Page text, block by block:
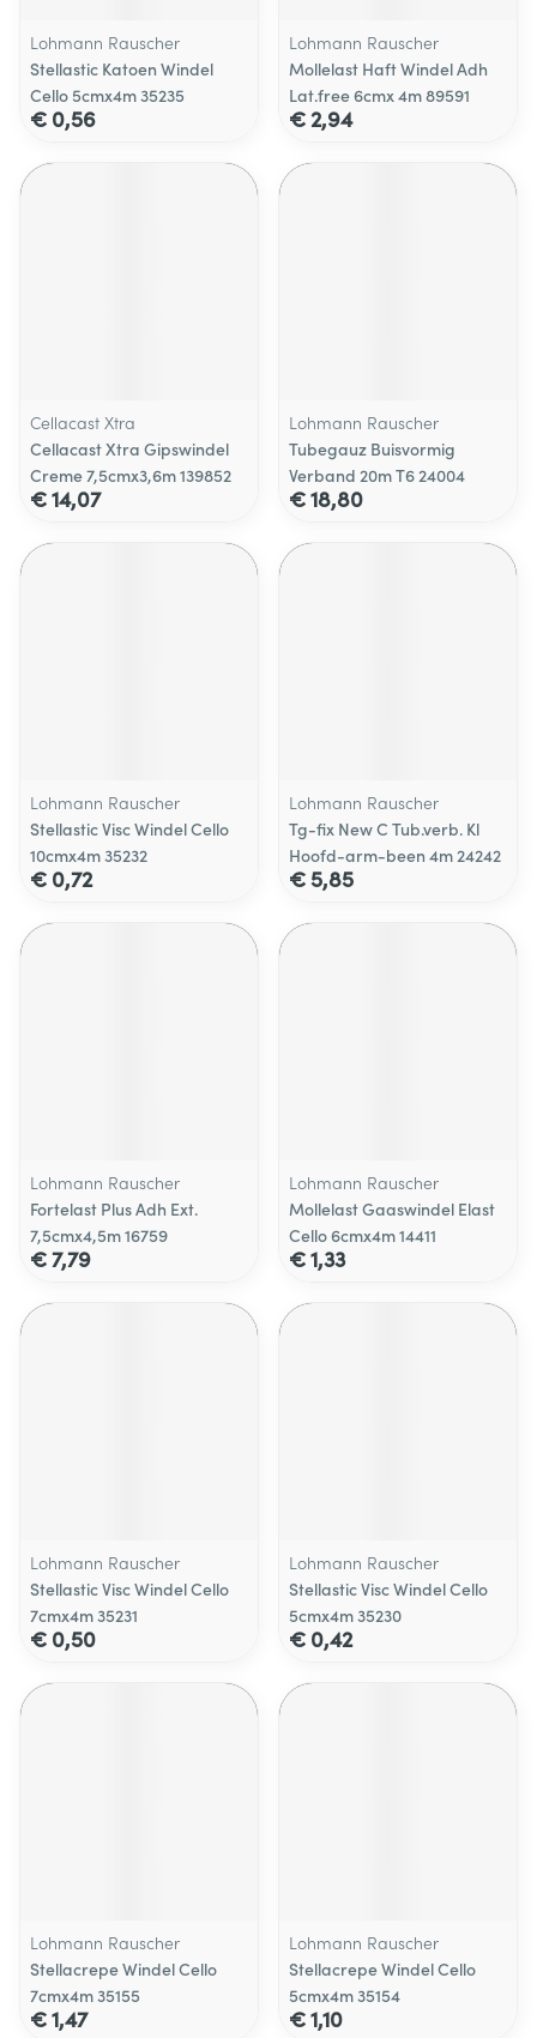
Lohmann Rauscher
Stellastic Katoen Windel
Cello 5cmx4m 35235
€ 0,56
Lohmann Rauscher
Mollelast Haft Windel Adh
Lat.free 6cmx 4m 89591
€ 2,94
Cellacast Xtra
Cellacast Xtra Gipswindel
Creme 7,5cmx3,6m 139852
€ 14,07
Lohmann Rauscher
Tubegauz Buisvormig
Verband 20m T6 24004
€ 18,80
Lohmann Rauscher
Stellastic Visc Windel Cello
10cmx4m 35232
€ 0,72
Lohmann Rauscher
Tg-fix New C Tub.verb. Kl
Hoofd-arm-been 4m 24242
€ 5,85
Lohmann Rauscher
Fortelast Plus Adh Ext.
7,5cmx4,5m 16759
€ 7,79
Lohmann Rauscher
Mollelast Gaaswindel Elast
Cello 6cmx4m 14411
€ 1,33
Lohmann Rauscher
Stellastic Visc Windel Cello
7cmx4m 35231
€ 0,50
Lohmann Rauscher
Stellastic Visc Windel Cello
5cmx4m 35230
€ 0,42
Lohmann Rauscher
Stellacrepe Windel Cello
7cmx4m 35155
€ 1,47
Lohmann Rauscher
Stellacrepe Windel Cello
5cmx4m 35154
€ 1,10